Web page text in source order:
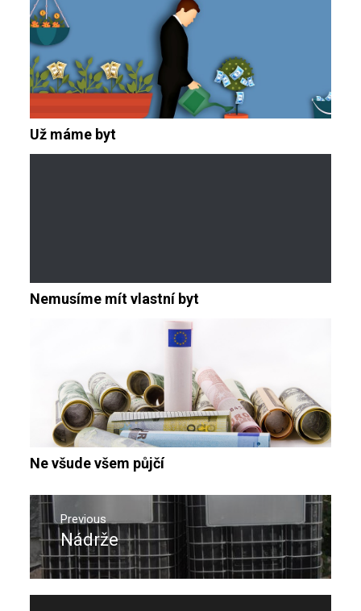
Už máme byt
Nemusíme mít vlastní byt
Ne všude všem půjčí
Navigace
pro
příspěvek
Previous
Previous
post:
Nádrže